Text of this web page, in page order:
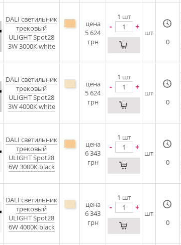
DALI cветильник
трековый
ULIGHT Spot28
3W 3000К white
цена
5 624
грн
1 шт
- +
шт
0
DALI cветильник
трековый
ULIGHT Spot28
3W 4000К white
цена
5 624
грн
1 шт
- +
шт
0
DALI cветильник
трековый
ULIGHT Spot28
6W 3000К black
цена
6 343
грн
1 шт
- +
шт
0
DALI cветильник
трековый
ULIGHT Spot28
6W 4000К black
цена
6 343
грн
1 шт
- +
шт
0